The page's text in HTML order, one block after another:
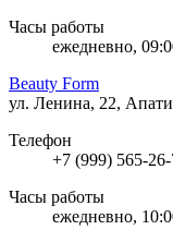
Часы работы
ежедневно,
Beauty Form
ул. Ленина, 22,
Телефон
+7 (999) 565-26-
Часы работы
ежедневно,